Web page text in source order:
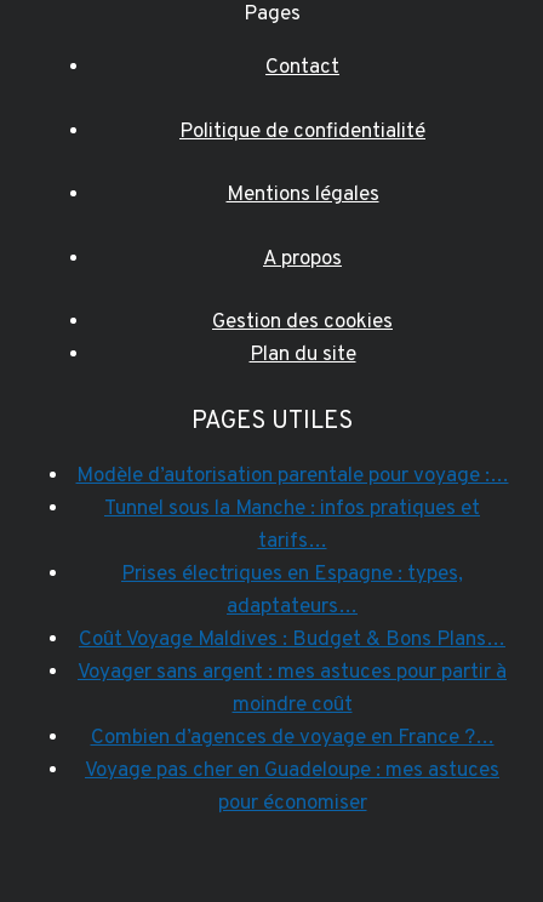
Pages
Contact
Politique de confidentialité
Mentions légales
A propos
Gestion des cookies
Plan du site
PAGES UTILES
Modèle d’autorisation parentale pour voyage :…
Tunnel sous la Manche : infos pratiques et
tarifs…
Prises électriques en Espagne : types,
adaptateurs…
Coût Voyage Maldives : Budget & Bons Plans…
Voyager sans argent : mes astuces pour partir à
moindre coût
Combien d’agences de voyage en France ?…
Voyage pas cher en Guadeloupe : mes astuces
pour économiser